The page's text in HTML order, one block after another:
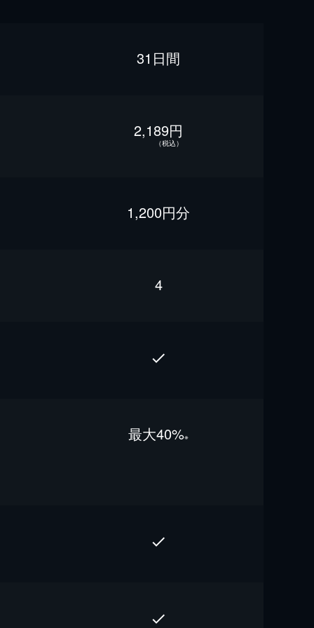
31日間
2,189円
（税込）
1,200円分
4
最⼤40%※